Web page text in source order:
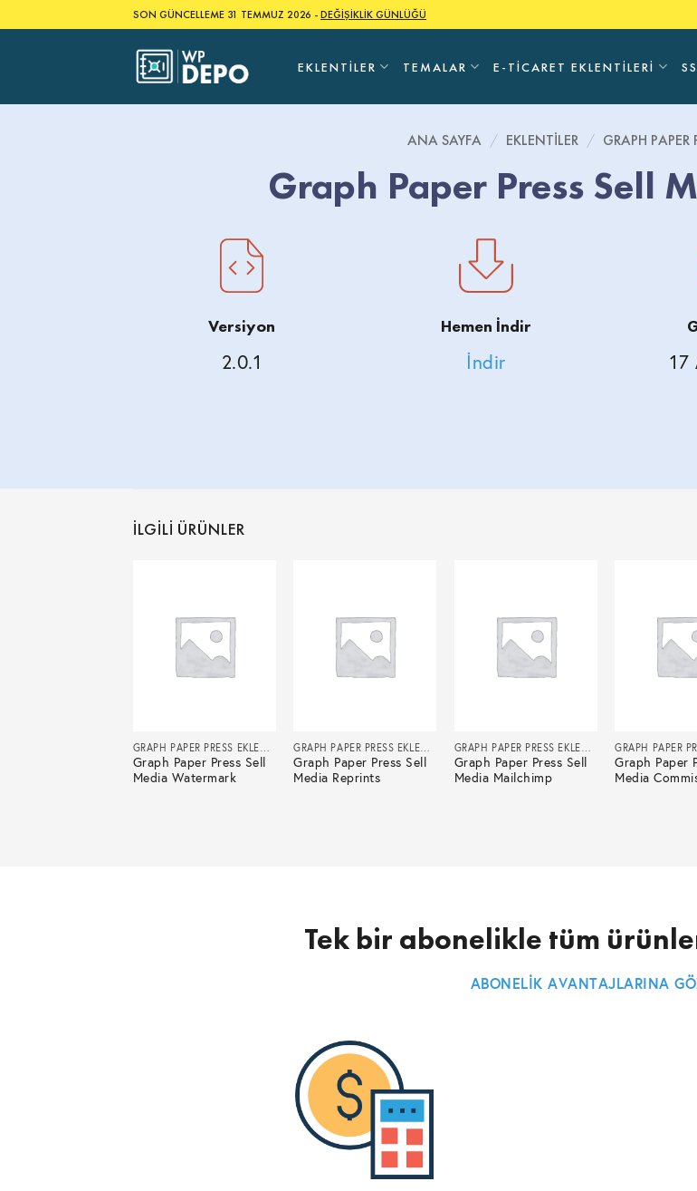
to
SON GÜNCELLEME 31 TEMMUZ 2026 -DEĞİŞİKLİK GÜNLÜĞÜ
EKLENTILER TEMALAR E-TICARET EKLENTILERI
ANA SAYFA / EKLENTILER / GRAPH PAPER
Graph Paper Press Sell
Versiyon
2.0.1
Hemen İndir
İndir 17
İLGILI ÜRÜNLER
Graph Paper Press Sell
Media Watermark
Graph Paper Press Sell
Media Reprints
Graph Paper Press Sell
Media Mailchimp
Graph Paper
Media
Tek bir abonelikle tüm
ABONELİK AVANTAJLARINA